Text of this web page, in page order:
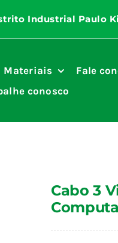
Materiais
Fale
conosco
Cabo 3